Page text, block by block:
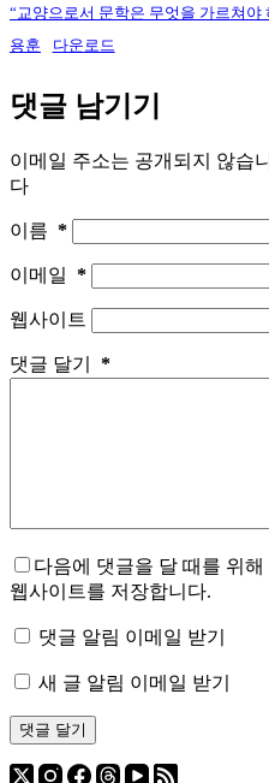
“교양으로서 문학은 무엇을 가르쳐
용훈
다운로드
댓글 남기기
이메일 주소는 공개되지 않습
다
이름 *
이메일 *
웹사이트
댓글 달기 *
다음에 댓글을 달 때를 위
웹사이트를 저장합니다.
댓글 알림 이메일 받기
새 글 알림 이메일 받기
댓글 달기